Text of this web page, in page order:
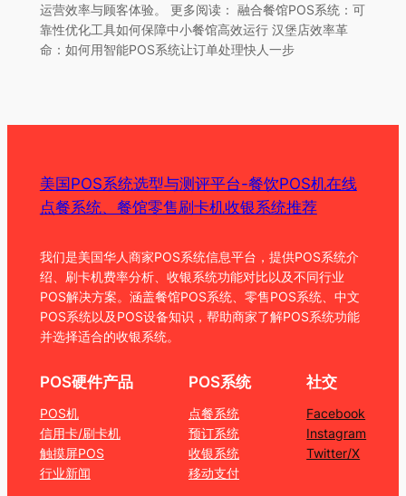
运营效率与顾客体验。 更多阅读： 融合餐馆POS系统：可
靠性优化工具如何保障中小餐馆高效运行 汉堡店效率革
命：如何用智能POS系统让订单处理快人一步
美国POS系统选型与测评平台-餐饮POS机在线
点餐系统、餐馆零售刷卡机收银系统推荐
我们是美国华人商家POS系统信息平台，提供POS系统介
绍、刷卡机费率分析、收银系统功能对比以及不同行业
POS解决方案。涵盖餐馆POS系统、零售POS系统、中文
POS系统以及POS设备知识，帮助商家了解POS系统功能
并选择适合的收银系统。
POS硬件产品
POS机
信用卡/刷卡机
触摸屏POS
行业新闻
POS系统
点餐系统
预订系统
收银系统
移动支付
社交
Facebook
Instagram
Twitter/X